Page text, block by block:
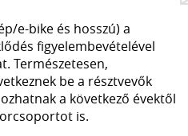
e-bike és hosszú) a
figyelembevételével
Természetesen,
be a résztvevők
a következő évektől
is.